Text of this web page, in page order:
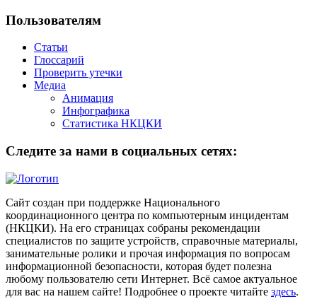
Пользователям
Статьи
Глоссарий
Проверить утечки
Медиа
Анимация
Инфографика
Статистика НКЦКИ
Следите за нами в социальных сетях:
Сайт создан при поддержке Национального
координационного центра по компьютерным инцидентам
(НКЦКИ). На его страницах собраны рекомендации
специалистов по защите устройств, справочные материалы,
занимательные ролики и прочая информация по вопросам
информационной безопасности, которая будет полезна
любому пользователю сети Интернет. Всё самое актуальное
для вас на нашем сайте! Подробнее о проекте читайте здесь.